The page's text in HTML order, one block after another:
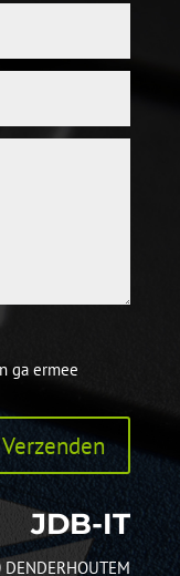
ga ermee
Verzenden
JDB-IT